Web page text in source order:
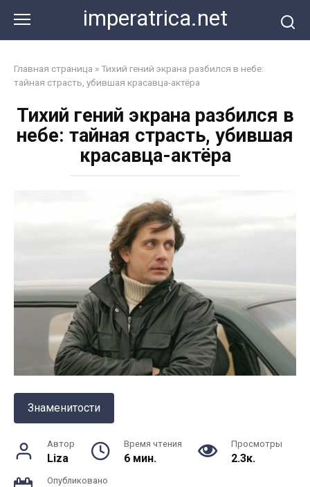
контенту
imperatrica.net
Главная страница »Тихий гений экрана разбился в небе:
тайная страсть, убившая красавца-актёра
Тихий гений экрана разбился в
небе: тайная страсть, убившая
красавца-актёра
Знаменитости
Автор
Liza
Время чтения
6 мин.
Просмотры
2.3к.
Опубликовано